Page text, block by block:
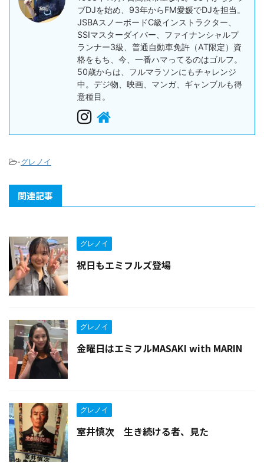
ブDJを始め、93年からFM愛媛でDJを担当。
JSBAスノーボードC級インストラクター、
SSIマスターダイバー、ファイナンシャルプ
ランナー3級、普通自動車免許（AT限定）資
格をもち、今、一番ハマってるのはゴルフ。
50歳からは、フルマラソンにもチャレンジ
中。デジ物、映画、マンガ、ギャンブルも得
意種目。
-グレノイ
関連記事
グレノイ
祝日もエミフルズ登場
グレノイ
金曜日はエミフルMASAKI with MARIN
グレノイ
室井慎次 生き続ける者、見た